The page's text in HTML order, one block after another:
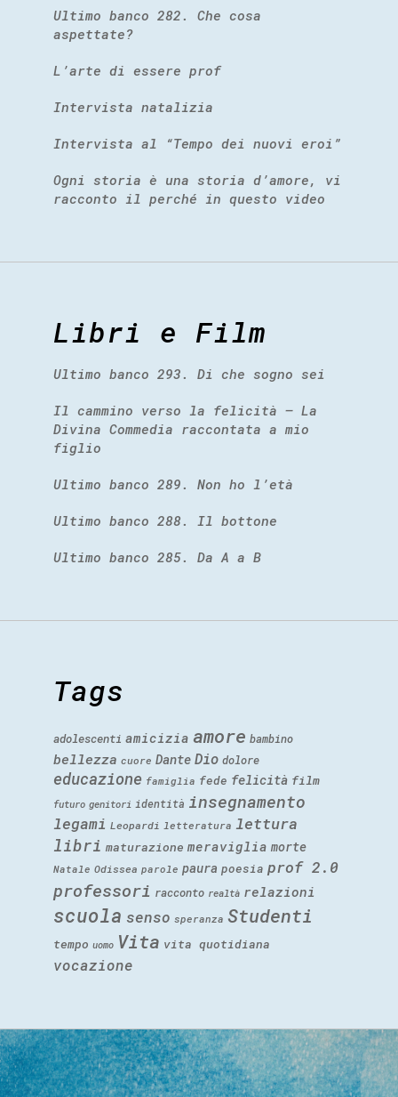
Ultimo banco 282. Che cosa
aspettate?
L’arte di essere prof
Intervista natalizia
Intervista al “Tempo dei nuovi eroi”
Ogni storia è una storia d’amore, vi
racconto il perché in questo video
Libri e Film
Ultimo banco 293. Di che sogno sei
Il cammino verso la felicità – La
Divina Commedia raccontata a mio
figlio
Ultimo banco 289. Non ho l’età
Ultimo banco 288. Il bottone
Ultimo banco 285. Da A a B
Tags
adolescenti amicizia amore bambino
bellezza cuore Dante Dio dolore
educazione famiglia fede felicità film
futuro genitori identità insegnamento
legami Leopardi letteratura lettura
libri maturazione meraviglia morte
Natale Odissea parole paura poesia prof 2.0
professori racconto realtà relazioni
scuola senso speranza Studenti
tempo uomo Vita vita quotidiana
vocazione